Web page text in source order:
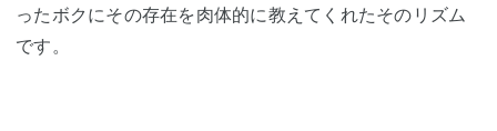
ったボクにその存在を肉体的に教えてくれたそのリズム
です。